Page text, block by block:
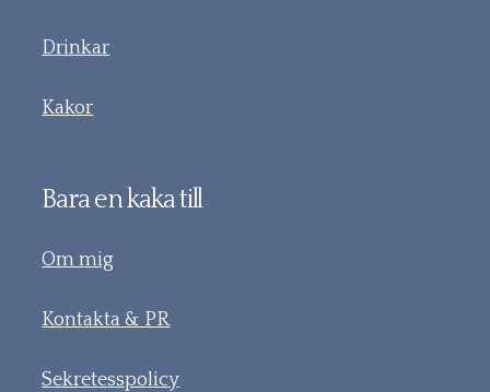
Drinkar
Kakor
Bara en kaka till
Om mig
Kontakta & PR
Sekretesspolicy